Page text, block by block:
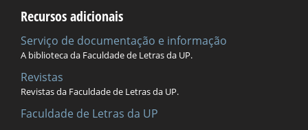
Recursos adicionais
Serviço de documentação e informação
A biblioteca da Faculdade de Letras da UP.
Revistas
Revistas da Faculdade de Letras da UP.
Faculdade de Letras da UP